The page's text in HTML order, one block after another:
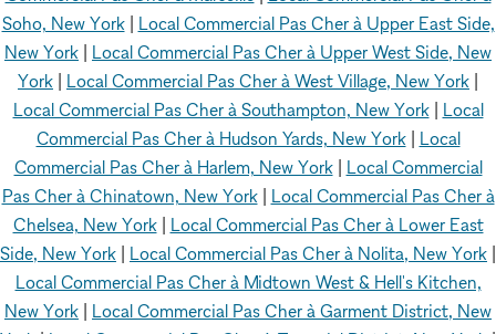
Soho, New York| Local Commercial Pas Cher à Upper East Side,
New York
Local Commercial Pas Cher à Upper West Side, New
York
Local Commercial Pas Cher à West Village, New York
Local Commercial Pas Cher à Southampton, New York| Local
Commercial Pas Cher à Hudson Yards, New York| Local
Commercial Pas Cher à Harlem, New York| Local Commercial
Pas Cher à Chinatown, New York| Local Commercial Pas Cher à
Chelsea, New York| Local Commercial Pas Cher à Lower East
Side, New York
Local Commercial Pas Cher à Nolita, New York
Local Commercial Pas Cher à Midtown West & Hell's Kitchen,
New York
Local Commercial Pas Cher à Garment District, New